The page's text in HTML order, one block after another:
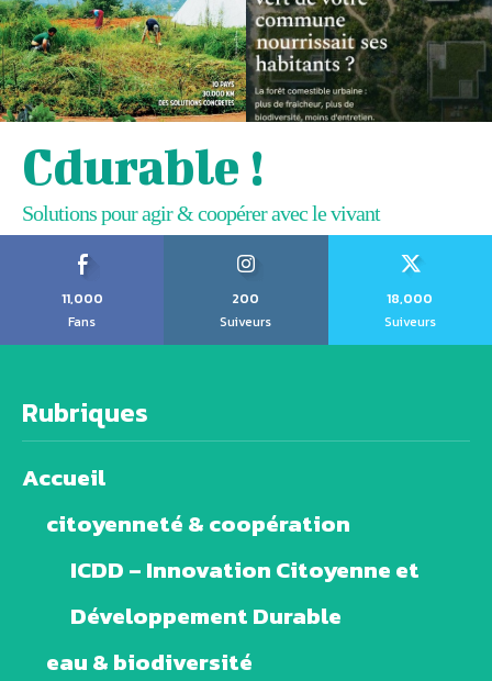
Cdurable !
Solutions pour agir & coopérer avec le vivant
11,000
Fans
200
Suiveurs
18,000
Suiveurs
Rubriques
Accueil
citoyenneté & coopération
ICDD – Innovation Citoyenne et
Développement Durable
eau & biodiversité